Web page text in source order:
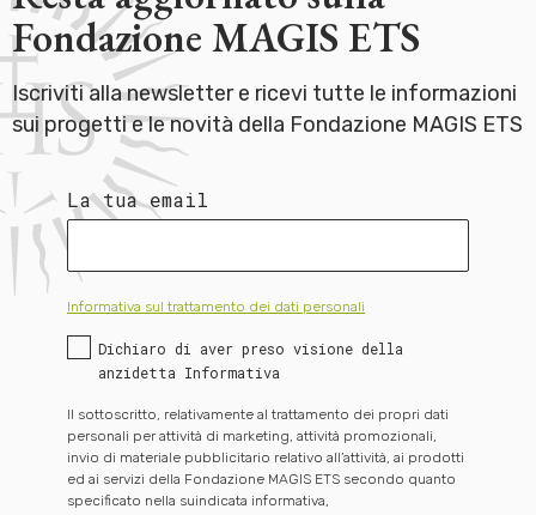
Fondazione MAGIS ETS
Iscriviti alla newsletter e ricevi tutte le informazioni
sui progetti e le novità della Fondazione MAGIS ETS
La tua email
Informativa sul trattamento dei dati personali
Dichiaro di aver preso visione della
anzidetta Informativa
Il sottoscritto, relativamente al trattamento dei propri dati
personali per attività di marketing, attività promozionali,
invio di materiale pubblicitario relativo all’attività, ai prodotti
ed ai servizi della Fondazione MAGIS ETS secondo quanto
specificato nella suindicata informativa,